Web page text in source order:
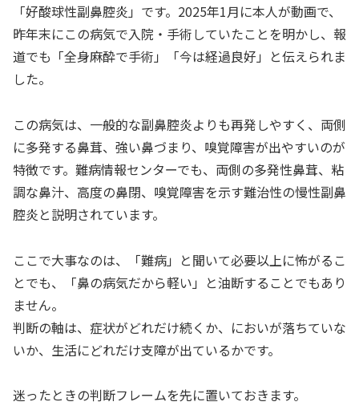
「好酸球性副鼻腔炎」です。2025年1月に本人が動画で、
昨年末にこの病気で入院・手術していたことを明かし、報
道でも「全身麻酔で手術」「今は経過良好」と伝えられま
した。
この病気は、一般的な副鼻腔炎よりも再発しやすく、両側
に多発する鼻茸、強い鼻づまり、嗅覚障害が出やすいのが
特徴です。難病情報センターでも、両側の多発性鼻茸、粘
調な鼻汁、高度の鼻閉、嗅覚障害を示す難治性の慢性副鼻
腔炎と説明されています。
ここで大事なのは、「難病」と聞いて必要以上に怖がるこ
とでも、「鼻の病気だから軽い」と油断することでもあり
ません。
判断の軸は、症状がどれだけ続くか、においが落ちていな
いか、生活にどれだけ支障が出ているかです。
迷ったときの判断フレームを先に置いておきます。